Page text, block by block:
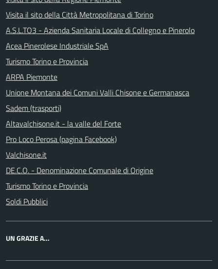
Visita il sito della Città Metropolitana di Torino
A.S.L.TO3 - Azienda Sanitaria Locale di Collegno e Pinerolo
Acea Pinerolese Industriale SpA
Turismo Torino e Provincia
ARPA Piemonte
Unione Montana dei Comuni Valli Chisone e Germanasca
Sadem (trasporti)
Altavalchisone.it - la valle del Forte
Pro Loco Perosa (pagina Facebook)
Valchisone.it
DE.C.O. - Denominazione Comunale di Origine
Turismo Torino e Provincia
Soldi Pubblici
UN GRAZIE A...